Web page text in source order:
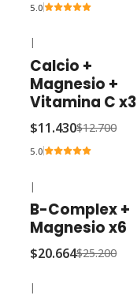
5.0
|
Calcio +
Magnesio +
Vitamina C x3
$11.430$12.700
5.0
|
B-Complex +
Magnesio x6
$20.664$25.200
|